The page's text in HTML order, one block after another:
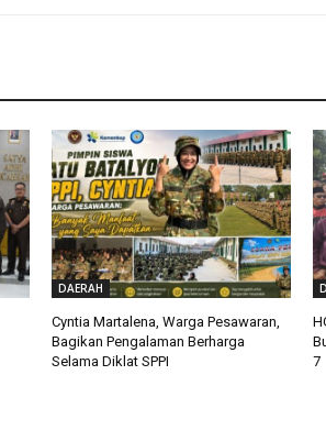
DAERAH
Cyntia Martalena, Warga Pesawaran,
Bagikan Pengalaman Berharga
Selama Diklat SPPI
7